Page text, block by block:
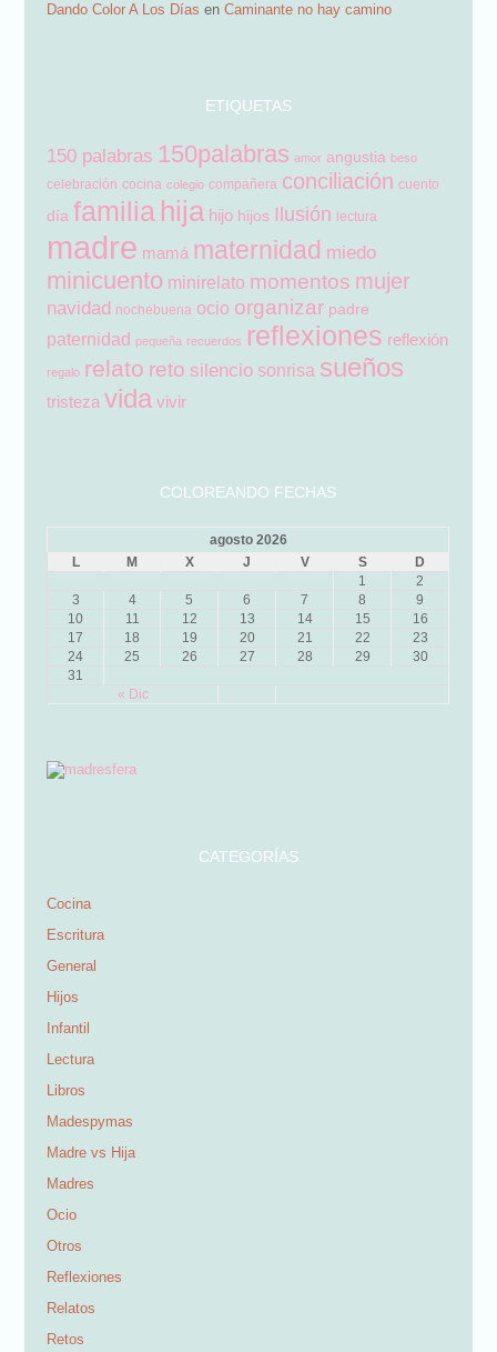
Dando Color A Los Días enCaminante no hay camino
ETIQUETAS
150 palabras 150palabras amor angustia beso
celebración cocina colegio compañera conciliación cuento
día familia hija hijo hijos Ilusión lectura
madre mamá maternidad miedo
minicuento minirelato momentos mujer
navidad nochebuena ocio organizar padre
paternidad pequeña recuerdos reflexiones reflexión
regalo relato reto silencio sonrisa sueños
tristeza vida vivir
COLOREANDO FECHAS
agosto 2026
L
M X J V S D
« Dic
1
2
3
4 5 6 7 8
9
10
11 12 13 14 15
16
17
18 19 20 21 22
23
24
25 26 27 28 29
30
31
CATEGORÍAS
Cocina
Escritura
General
Hijos
Infantil
Lectura
Libros
Madespymas
Madre vs Hija
Madres
Ocio
Otros
Reflexiones
Relatos
Retos